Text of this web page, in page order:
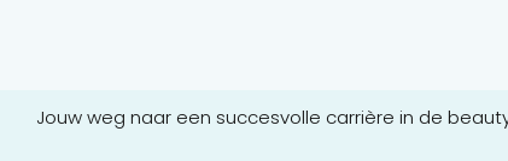
Jouw weg naar een succesvolle carrière in de